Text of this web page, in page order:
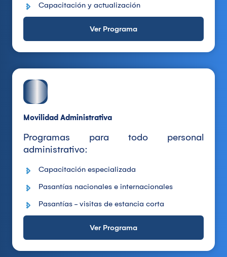
Capacitación y actualización
Ver Programa
Movilidad Administrativa
Programas para todo personal
administrativo:
Capacitación especializada
Pasantías nacionales e internacionales
Pasantías - visitas de estancia corta
Ver Programa